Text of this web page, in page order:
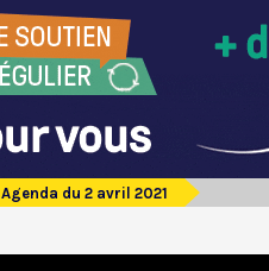
Agenda du 2 avril 2021